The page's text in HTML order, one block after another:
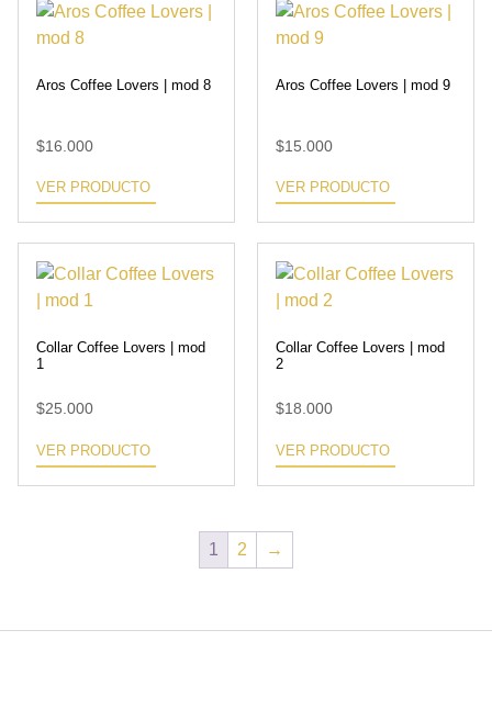
Aros Coffee Lovers | mod 8
$16.000
VER PRODUCTO
Aros Coffee Lovers | mod 9
$15.000
VER PRODUCTO
Collar Coffee Lovers | mod
1
$25.000
VER PRODUCTO
Collar Coffee Lovers | mod
2
$18.000
VER PRODUCTO
1 2 →